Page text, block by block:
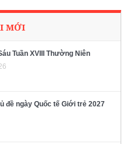
MỚI
Tuần XVIII Thường Niên
đề ngày Quốc tế Giới trẻ 2027